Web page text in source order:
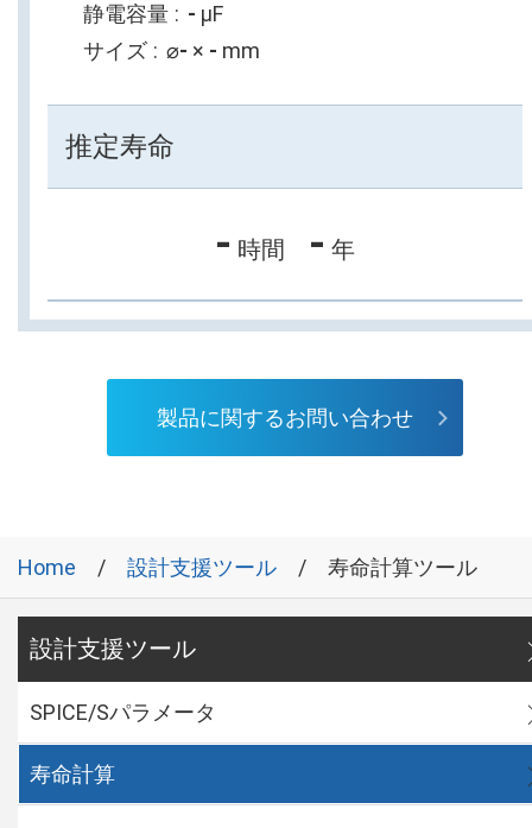
静電容量
- µF
サイズ
⌀- × - mm
推定寿命
- 時間 - 年
製品に関するお問い合わせ
Home 設計支援ツール 寿命計算ツール
設計支援ツール
SPICE/Sパラメータ
寿命計算